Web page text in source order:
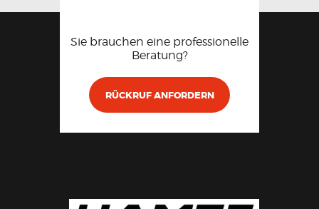
Sie brauchen eine professionelle
Beratung?
RÜCKRUF ANFORDERN